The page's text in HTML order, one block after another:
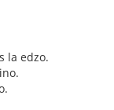
la edzo.